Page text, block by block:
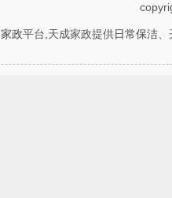
家政平台,天成家政提供日常保洁、